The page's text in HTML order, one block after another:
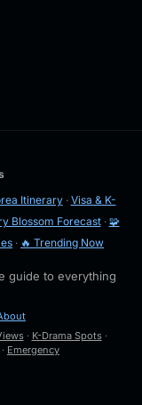
Itinerary· Visa & K-
Blossom Forecast· 🧩
· 🔥 Trending Now
guide to everything
· K-Drama Spots·
· Emergency